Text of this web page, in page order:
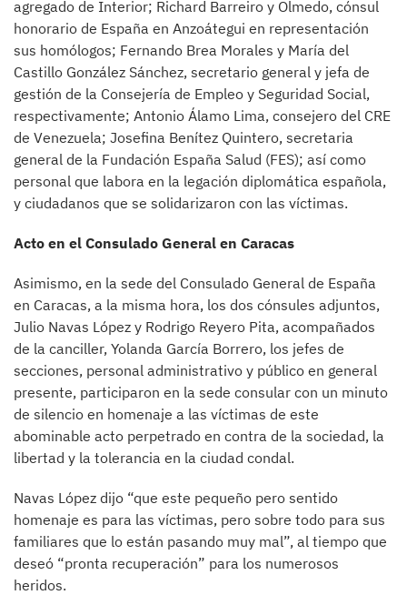
agregado de Interior; Richard Barreiro y Olmedo, cónsul
honorario de España en Anzoátegui en representación
sus homólogos; Fernando Brea Morales y María del
Castillo González Sánchez, secretario general y jefa de
gestión de la Consejería de Empleo y Seguridad Social,
respectivamente; Antonio Álamo Lima, consejero del CRE
de Venezuela; Josefina Benítez Quintero, secretaria
general de la Fundación España Salud (FES); así como
personal que labora en la legación diplomática española,
y ciudadanos que se solidarizaron con las víctimas.
Acto en el Consulado General en Caracas
Asimismo, en la sede del Consulado General de España
en Caracas, a la misma hora, los dos cónsules adjuntos,
Julio Navas López y Rodrigo Reyero Pita, acompañados
de la canciller, Yolanda García Borrero, los jefes de
secciones, personal administrativo y público en general
presente, participaron en la sede consular con un minuto
de silencio en homenaje a las víctimas de este
abominable acto perpetrado en contra de la sociedad, la
libertad y la tolerancia en la ciudad condal.
Navas López dijo “que este pequeño pero sentido
homenaje es para las víctimas, pero sobre todo para sus
familiares que lo están pasando muy mal”, al tiempo que
deseó “pronta recuperación” para los numerosos
heridos.